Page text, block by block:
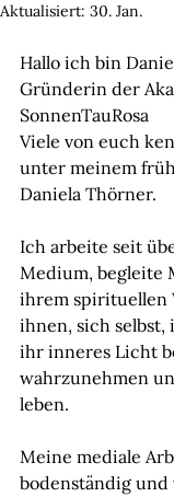
Aktualisiert: 30. Jan.
Hallo ich bin
Gründerin der
SonnenTauRosa
Viele von euch
unter meinem
Daniela Thörner.
Ich arbeite seit
Medium, begleite
ihrem spirituellen
ihnen, sich
ihr inneres Licht
wahrzunehmen
leben.
Meine mediale
bodenständig